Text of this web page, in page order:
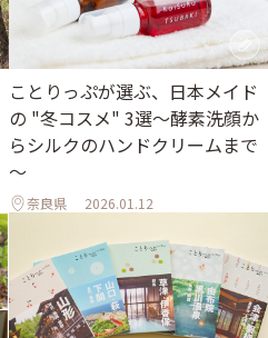
ことりっぷが選ぶ、日本メイド
の "冬コスメ" 3選～酵素洗顔か
らシルクのハンドクリームまで
～
奈良県 2026.01.12